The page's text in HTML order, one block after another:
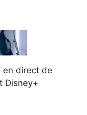
en direct de
Disney+